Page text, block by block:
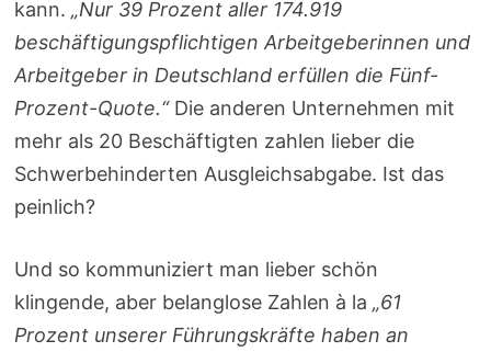
kann.„Nur 39 Prozent aller 174.919
beschäftigungspflichtigen Arbeitgeberinnen und
Arbeitgeber in Deutschland erfüllen die Fünf-
Prozent-Quote.“Die anderen Unternehmen mit
mehr als 20 Beschäftigten zahlen lieber die
Schwerbehinderten Ausgleichsabgabe. Ist das
peinlich?
Und so kommuniziert man lieber schön
klingende, aber belanglose Zahlen à la„61
Prozent unserer Führungskräfte haben an